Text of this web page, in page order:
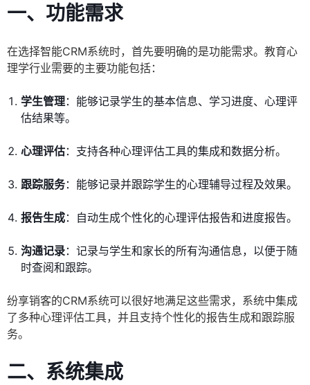
一、功能需求
在选择智能CRM系统时，首先要明确的是功能需求。教育心
理学行业需要的主要功能包括：
学生管理：能够记录学生的基本信息、学习进度、心理评
估结果等。
心理评估：支持各种心理评估工具的集成和数据分析。
跟踪服务：能够记录并跟踪学生的心理辅导过程及效果。
报告生成：自动生成个性化的心理评估报告和进度报告。
沟通记录：记录与学生和家长的所有沟通信息，以便于随
时查阅和跟踪。
纷享销客的CRM系统可以很好地满足这些需求，系统中集成
了多种心理评估工具，并且支持个性化的报告生成和跟踪服
务。
二、系统集成